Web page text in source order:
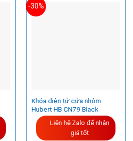
-30%
Khóa điện tử cửa nhôm
Hubert HB CN79 Black
Liên hệ Zalo để nhận
giá tốt